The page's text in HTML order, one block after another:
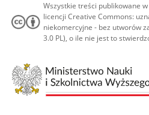
Wszystkie treści publikowane
licencji Creative Commons:
niekomercyjne - bez utworów
3.0 PL), o ile nie jest to